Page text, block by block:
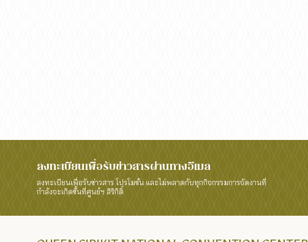
ลงทะเบียนเพื่อรับข่าวสารผ่านทางอีเมล
ลงทะเบียนเพื่อรับข่าวสาร โปรโมชั่น และไม่พลาดกับทุกกิจกรรมการจัดงานที่
กำลังจะเกิดขึ้นที่ศูนย์ฯ สิริกิติ์